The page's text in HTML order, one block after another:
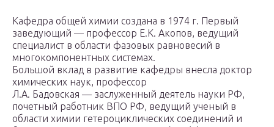
Кафедра общей химии создана в 1974 г. Первый
заведующий — профессор Е.К. Акопов, ведущий
специалист в области фазовых равновесий в
многокомпонентных системах.
Большой вклад в развитие кафедры внесла доктор
химических наук, профессор
Л.А. Бадовская — заслуженный деятель науки РФ,
почетный работник ВПО РФ, ведущий ученый в
области химии гетероциклических соединений и